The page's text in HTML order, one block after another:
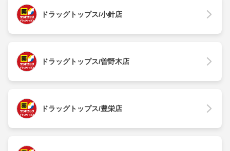
ドラッグトップス/小針店
ドラッグトップス/曽野木店
ドラッグトップス/豊栄店